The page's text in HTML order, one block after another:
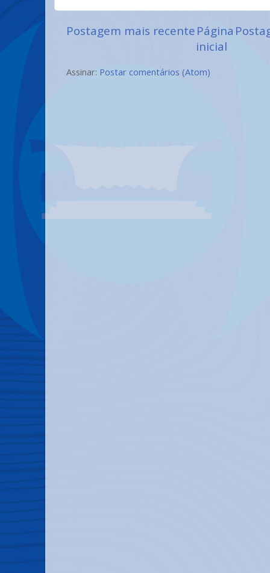
Postagem mais recentePágina
inicial
Assinar: Postar comentários (Atom)